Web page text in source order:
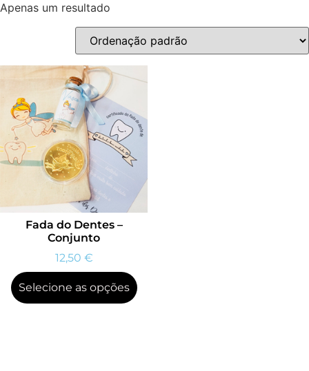
Apenas um resultado
Fada do Dentes –
Conjunto
12,50 €
Selecione as opções